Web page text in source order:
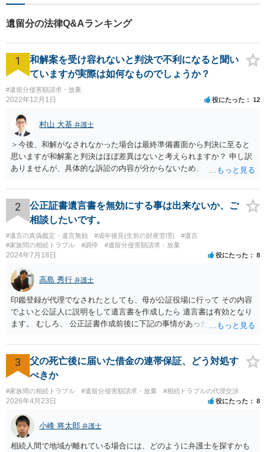
遺留分の法律Q&Aランキング
1
和解案を受け容れないと判決で不利になると聞い
ていますが実際は如何なものでしょうか？
#遺留分侵害額請求・放棄
2022年12月1日 役にたった 12
村山 大基 弁護士
＞今後、和解がなされなかった場合は最終準備書面から判決に至ると
思いますが和解案と判決はほぼ差異はないと考えられますか？ 申し訳
ありませんが、具体的な訴訟の内容が分からないため、 何とも回答が
わかっている代理人弁護士に聞くか、 訴訟資料を持って面談相談に行
ってみましょう。 その上で、一般論として回答するなら、和解案と判
決は（ケースによって程度の差はあっても）食い違うことが多いで
す。 金額は適当ですが、例えば判決で１００万円支払え、という結論
になりそうな場合、 そのまま１００万円を和解案として提示しても、
判決と変わらないなら払う側としてはあまり和解に応じようという気
のまま判決で１００万円支払いとなるより、７０万円でまとめた方が
マシ」ということで、 合意の可能性が出てきます。 応じるかどうか
は、判決になったらどうなりそうか、という点についての検討が不可
欠ですので、 初めに述べた通り、代理人と相談するか、資料を持って
面談相談に行ってみることをお勧めします。
2
公正証書遺言書を無効にする事は出来ないか、ご
相談したいです。
#遺言の真偽鑑定・遺言無効 #成年後見(生前の財産管理)
#遺言
#家族間の相続トラブル
#調停 #遺留分侵害額請求・放棄
2024年7月18日 役にたった 8
高島 秀行 弁護士
印鑑登録が代理でなされたとしても、母が公証役場に行って その内容
でよいと公証人に説明をして遺言書を作成したら 遺言書は有効となり
ます。 むしろ、 公正証書作成前後に下記の事情があったことが証明で
月に携帯が新しくなった母からの第一声は「ここにいたら殺される」
「面会に来てくれ」で、長男に聞くと「面会は出来ない。俺は携帯電
話の使い方を教える為に会っている」「母の話は聞かなくて良い」と
電話が切れました。その後の電話でも「食事に毒が入っている」「体
にチップが埋められている」等、おかしかったです。 当時の診療記
録、介護認定の資料、介護記録を取得して 弁護士に面談で相談された
方がよいと思います。
3
父の死亡後に届いた借金の連帯保証、どう対処す
べきか
#家族間の相続トラブル #遺留分侵害額請求・放棄 #相続トラブルの代理交渉
2026年4月23日 役にたった 8
小峰 将太郎 弁護士
相続人間で地域が離れている場合には、どのように弁護士を探すかも